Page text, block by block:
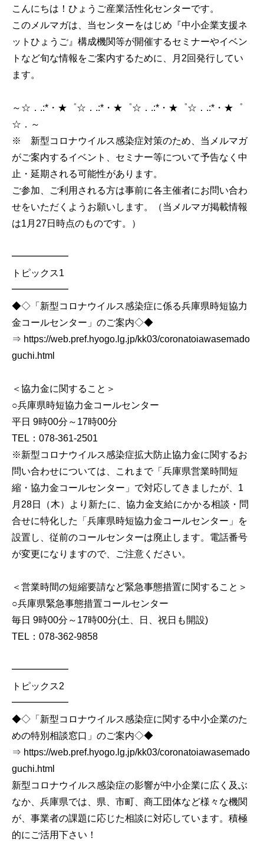
こんにちは！ひょうご産業活性化センターです。
このメルマガは、当センターをはじめ『中小企業支援ネ
ットひょうご』構成機関等が開催するセミナーやイベン
トなど旬な情報をご案内するために、月2回発行してい
ます。
～☆．.:*・★゜☆．.:*・★゜☆．.:*・★゜☆．.:*・★゜
☆．～
※ 新型コロナウイルス感染症対策のため、当メルマガ
がご案内するイベント、セミナー等について予告なく中
止・延期される可能性があります。
ご参加、ご利用される方は事前に各主催者にお問い合わ
せをいただくようお願いします。（当メルマガ掲載情報
は1月27日時点のものです。）
━━━━━━
トピックス1
━━━━━━
◆◇「新型コロナウイルス感染症に係る兵庫県時短協力
金コールセンター」のご案内◇◆
⇒ https://web.pref.hyogo.lg.jp/kk03/coronatoiawasemado
guchi.html
＜協力金に関すること＞
○兵庫県時短協力金コールセンター
平日 9時00分～17時00分
TEL：078-361-2501
※新型コロナウイルス感染症拡大防止協力金に関するお
問い合わせについては、これまで「兵庫県営業時間短
縮・協力金コールセンター」で対応してきましたが、1
月28日（木）より新たに、協力金支給にかかる相談・問
合せに特化した「兵庫県時短協力金コールセンター」を
設置し、従前のコールセンターは廃止します。電話番号
が変更になりますので、ご注意ください。
＜営業時間の短縮要請など緊急事態措置に関すること＞
○兵庫県緊急事態措置コールセンター
毎日 9時00分～17時00分(土、日、祝日も開設)
TEL：078-362-9858
━━━━━━
トピックス2
━━━━━━
◆◇「新型コロナウイルス感染症に関する中小企業のた
めの特別相談窓口」のご案内◇◆
⇒ https://web.pref.hyogo.lg.jp/kk03/coronatoiawasemado
guchi.html
新型コロナウイルス感染症の影響が中小企業に広く及ぶ
なか、兵庫県では、県、市町、商工団体など様々な機関
が、事業者の課題に応じた相談に対応しています。積極
的にご活用下さい！